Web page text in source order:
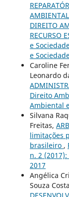
DIREITO
RECURSO
e
e
Caroline
Leonardo
Direito
Ambiental
Silvana
Freitas,
limitações
brasileiro ,
n. 2
2017
Angélica
Souza